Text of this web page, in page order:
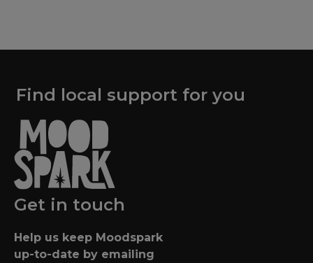
Find local support for you
Get in touch
Help us keep Moodspark
up-to-date by emailing